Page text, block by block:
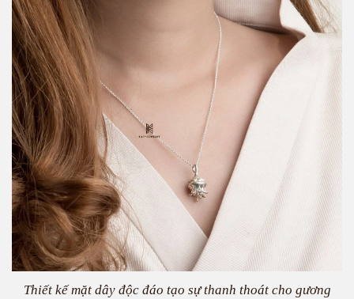
Thiết kế mặt dây độc đáo tạo sự thanh thoát cho gương